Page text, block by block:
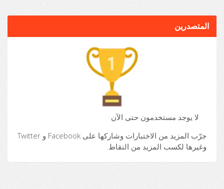
المتصدرين
لا يوجد مستخدمون حتى الآن
جرّب المزيد من الاختبارات وشاركها على Facebook و Twitter
وغيرها لكسب المزيد من النقاط.